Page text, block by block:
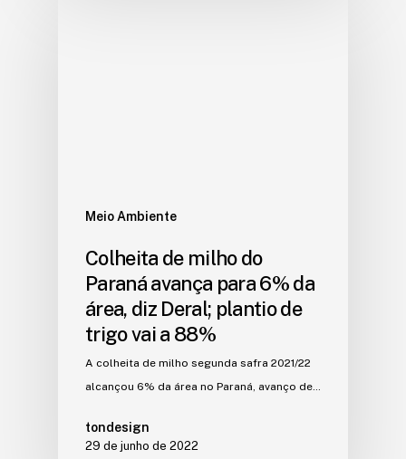
Meio Ambiente
Colheita de milho do
Paraná avança para 6% da
área, diz Deral; plantio de
trigo vai a 88%
A colheita de milho segunda safra 2021/22
alcançou 6% da área no Paraná, avanço de…
tondesign
29 de junho de 2022